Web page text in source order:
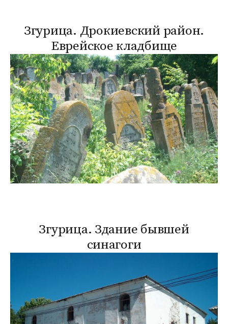
Згурица. Дрокиевский район.
Еврейское кладбище
Згурица. Здание бывшей
синагоги